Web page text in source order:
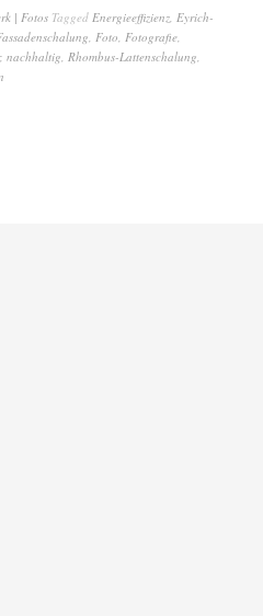
| Fotos Tagged Energieeffizienz, Eyrich-
, Foto, Fotografie,
, nachhaltig, Rhombus-Lattenschalung,